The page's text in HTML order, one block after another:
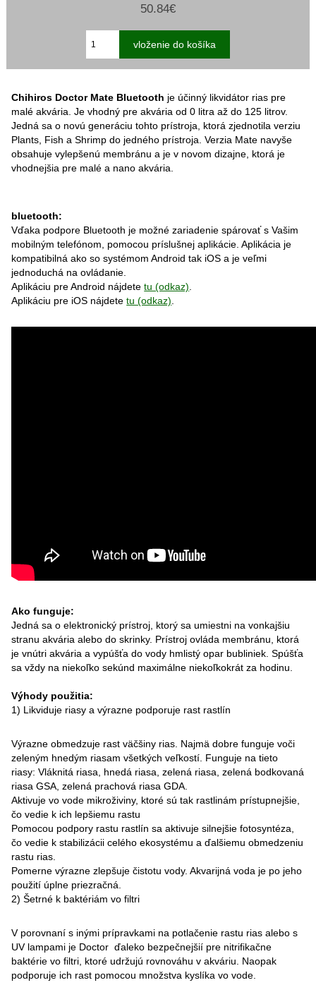
50.84€
Chihiros Doctor Mate Bluetooth je účinný likvidátor rias pre
malé akvária. Je vhodný pre akvária od 0 litra až do 125 litrov.
Jedná sa o novú generáciu tohto prístroja, ktorá zjednotila verziu
Plants, Fish a Shrimp do jedného prístroja. Verzia Mate navyše
obsahuje vylepšenú membránu a je v novom dizajne, ktorá je
vhodnejšia pre malé a nano akvária.
bluetooth:
Vďaka podpore Bluetooth je možné zariadenie spárovať s Vašim
mobilným telefónom, pomocou príslušnej aplikácie. Aplikácia je
kompatibilná ako so systémom Android tak iOS a je veľmi
jednoduchá na ovládanie.
Aplikáciu pre Android nájdetetu (odkaz)
Aplikáciu pre iOS nájdetetu (odkaz)
Ako funguje:
Jedná sa o elektronický prístroj, ktorý sa umiestni na vonkajšiu
stranu akvária alebo do skrinky. Prístroj ovláda membránu, ktorá
je vnútri akvária a vypúšťa do vody hmlistý opar bubliniek. Spúšťa
sa vždy na niekoľko sekúnd maximálne niekoľkokrát za hodinu.
Výhody použitia:
1) Likviduje riasy a výrazne podporuje rast rastlín
Výrazne obmedzuje rast väčšiny rias. Najmä dobre funguje voči
zeleným hnedým riasam všetkých veľkostí. Funguje na tieto
riasy: Vláknitá riasa, hnedá riasa, zelená riasa, zelená bodkovaná
riasa GSA, zelená prachová riasa GDA.
Aktivuje vo vode mikroživiny, ktoré sú tak rastlinám prístupnejšie,
čo vedie k ich lepšiemu rastu
Pomocou podpory rastu rastlín sa aktivuje silnejšie fotosyntéza,
čo vedie k stabilizácii celého ekosystému a ďalšiemu obmedzeniu
rastu rias.
Pomerne výrazne zlepšuje čistotu vody. Akvarijná voda je po jeho
použití úplne priezračná.
2) Šetrné k baktériám vo filtri
V porovnaní s inými prípravkami na potlačenie rastu rias alebo s
UV lampami je Doctor ďaleko bezpečnejšií pre nitrifikačne
baktérie vo filtri, ktoré udržujú rovnováhu v akváriu. Naopak
podporuje ich rast pomocou množstva kyslíka vo vode.